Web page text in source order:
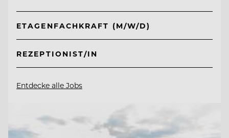
ETAGENFACHKRAFT (M/W/D)
REZEPTIONIST/IN
Entdecke alle Jobs